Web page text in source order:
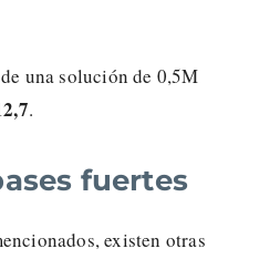
una solución de 0,5M
.
fuertes
existen otras